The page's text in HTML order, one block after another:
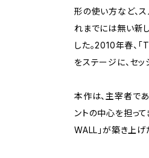
形の使い方など、
れまでには無い新
した。2010年春、
をステージに、セ
本作は、主宰者で
ントの中心を担っ
WALL」が築き上げ